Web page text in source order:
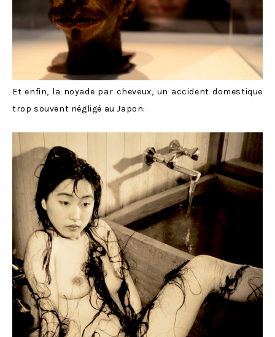
Et enfin, la noyade par cheveux, un accident domestique
trop souvent négligé au Japon: